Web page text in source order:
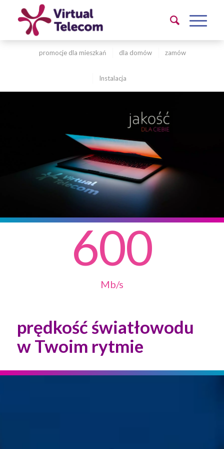
promocje dla mieszkań dla domów zamów
Instalacja
600
Mb/s
prędkość światłowodu
w Twoim rytmie